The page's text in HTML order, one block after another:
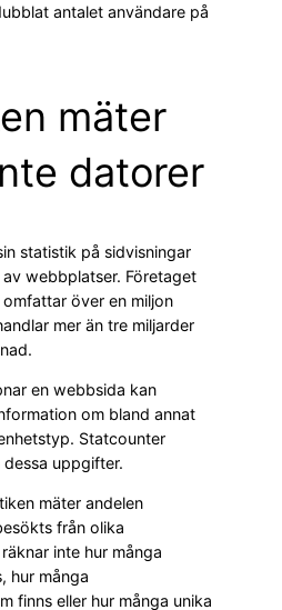
antalet användare på
mäter
datorer
statistik på sidvisningar
webbplatser. Företaget
över en miljon
mer än tre miljarder
en webbsida kan
om bland annat
Statcounter
dessa uppgifter.
mäter andelen
från olika
inte hur många
hur många
finns eller hur många unika